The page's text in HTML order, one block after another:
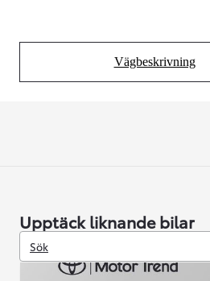
Vägbeskrivning
(Opens in
Upptäck liknande bilar
Sök